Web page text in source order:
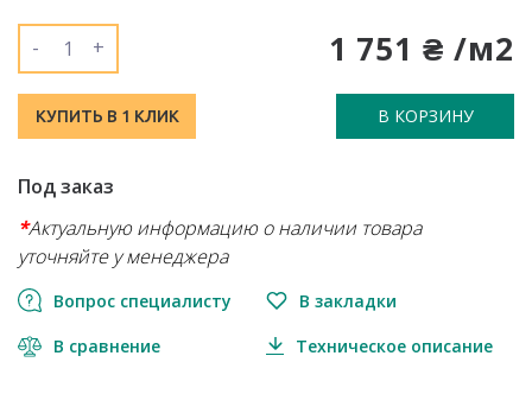
1 751 ₴ /м2
- +
КУПИТЬ В 1 КЛИК В КОРЗИНУ
Под заказ
*Актуальную информацию о наличии товара
уточняйте у менеджера
Вопрос специалисту В закладки
В сравнение Техническое описание